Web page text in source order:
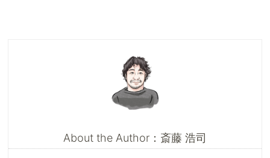
About the Author：斎藤 浩司